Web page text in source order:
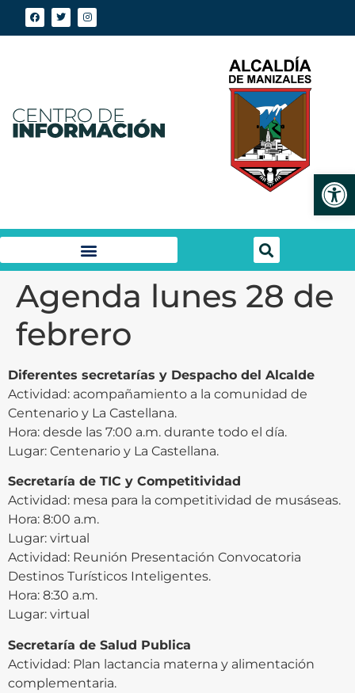
Agenda lunes 28 de
febrero
Diferentes secretarías y Despacho del Alcalde
Actividad: acompañamiento a la comunidad de
Centenario y La Castellana.
Hora: desde las 7:00 a.m. durante todo el día.
Lugar: Centenario y La Castellana.
Secretaría de TIC y Competitividad
Actividad: mesa para la competitividad de musáseas.
Hora: 8:00 a.m.
Lugar: virtual
Actividad: Reunión Presentación Convocatoria
Destinos Turísticos Inteligentes.
Hora: 8:30 a.m.
Lugar: virtual
Secretaría de Salud Publica
Actividad: Plan lactancia materna y alimentación
complementaria.